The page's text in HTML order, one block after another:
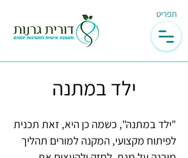
תפריט
ילד במתנה
"ילד במתנה", כשמה כן היא, זאת תכנית
לפיתוח מקצועי, המקנה למורים תהליך